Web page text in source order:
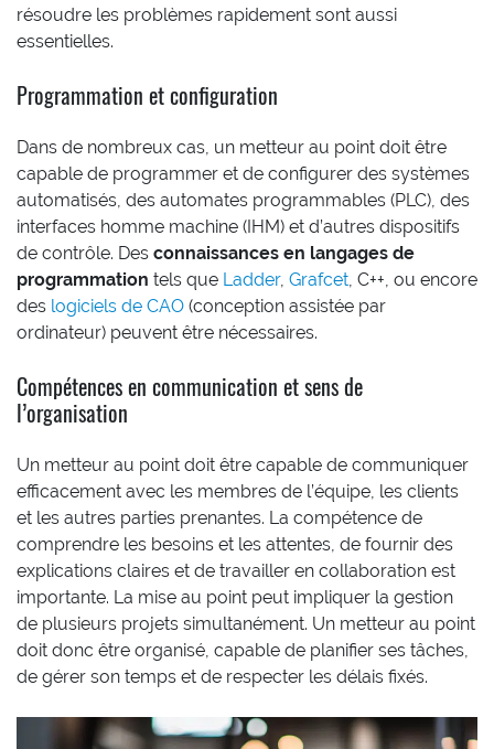
résoudre les problèmes rapidement sont aussi
essentielles.
Programmation et configuration
Dans de nombreux cas, un metteur au point doit être
capable de programmer et de configurer des systèmes
automatisés, des automates programmables (PLC), des
interfaces homme machine (IHM) et d’autres dispositifs
de contrôle. Des connaissances en langages de
programmation tels que Ladder, Grafcet, C++, ou encore
des logiciels de CAO (conception assistée par
ordinateur) peuvent être nécessaires.
Compétences en communication et sens de
l’organisation
Un metteur au point doit être capable de communiquer
efficacement avec les membres de l’équipe, les clients
et les autres parties prenantes. La compétence de
comprendre les besoins et les attentes, de fournir des
explications claires et de travailler en collaboration est
importante. La mise au point peut impliquer la gestion
de plusieurs projets simultanément. Un metteur au point
doit donc être organisé, capable de planifier ses tâches,
de gérer son temps et de respecter les délais fixés.